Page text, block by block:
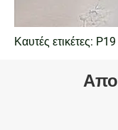
Καυτές ετικέτες: